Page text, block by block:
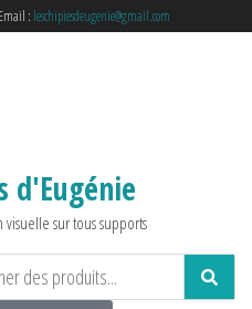
: leschipiesdeugenie@gmail.com
d'Eugénie
visuelle sur tous supports